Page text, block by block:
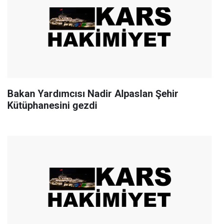
Bakan Yardımcısı Nadir Alpaslan Şehir
Kütüphanesini gezdi